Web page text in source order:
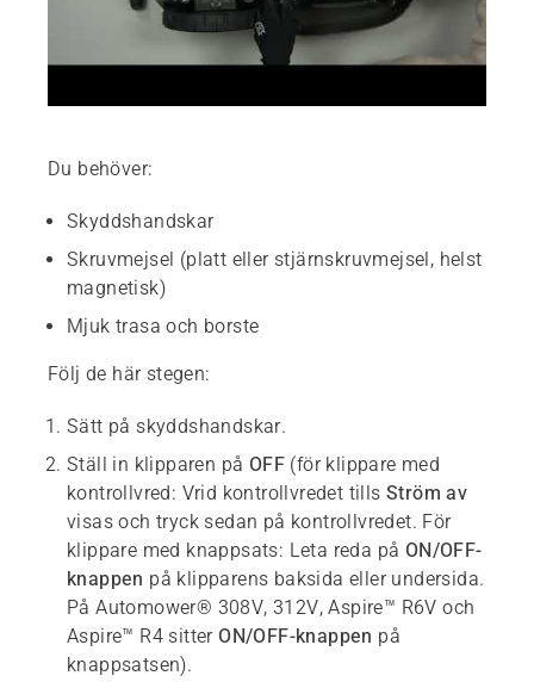
Du behöver:
Skyddshandskar
Skruvmejsel (platt eller stjärnskruvmejsel, helst
magnetisk)
Mjuk trasa och borste
Följ de här stegen:
Sätt på skyddshandskar.
Ställ in klipparen på OFF (för klippare med
kontrollvred: Vrid kontrollvredet tills Ström av
visas och tryck sedan på kontrollvredet. För
klippare med knappsats: Leta reda på ON/OFF-
knappen på klipparens baksida eller undersida.
På Automower® 308V, 312V, Aspire™ R6V och
Aspire™ R4 sitterON/OFF-knappen på
knappsatsen).